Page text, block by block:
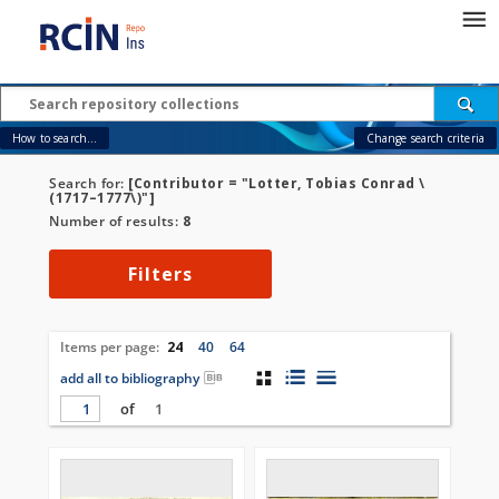
How to search... Change search criteria
Search for: [Contributor = "Lotter, Tobias Conrad \
(1717–1777\)"]
Number of results: 8
Filters
Items per page: 24 40
64
add all to bibliography
of
1